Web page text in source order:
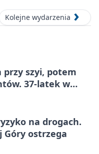
Kolejne wydarzenia
szyi, potem
37-latek w
na drogach.
Góry ostrzega